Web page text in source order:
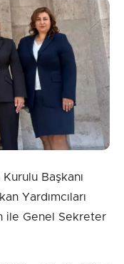
Başkanı
Yardımcıları
ile Genel Sekreter